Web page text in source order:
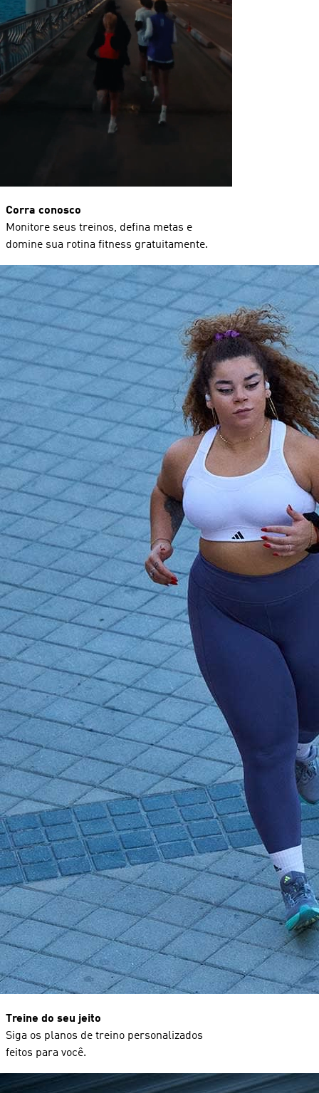
Corra conosco
Monitore seus treinos, defina metas e
domine sua rotina fitness gratuitamente.
Treine do seu jeito
Siga os planos de treino personalizados
feitos para você.